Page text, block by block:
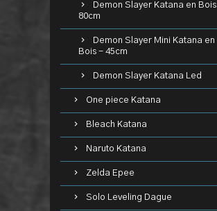
Demon Slayer Katana en Bois
80cm
Demon Slayer Mini Katana en
Bois - 45cm
Demon Slayer Katana Led
One piece Katana
Bleach Katana
Naruto Katana
Zelda Epee
Solo Leveling Dague